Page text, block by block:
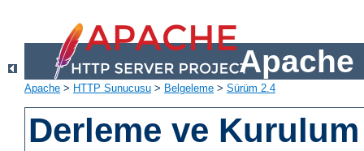
Apache
Apache > HTTP Sunucusu > Belgeleme > Sürüm 2.4
Derleme ve Kurulum